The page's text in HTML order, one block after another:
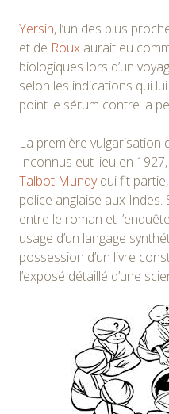
Yersin, l’un des plus
et de Roux aurait eu
biologiques lors d’un
selon les indications qui
point le sérum contre la
La première vulgarisation
Inconnus eut lieu en
Talbot Mundyqui fit
police anglaise aux Indes.
entre le roman et
usage d’un langage
possession d’un livre
l’exposé détaillé d’une